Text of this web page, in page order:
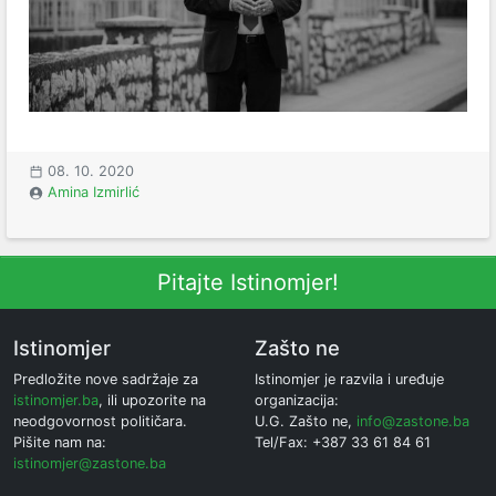
08. 10. 2020
Amina Izmirlić
Pitajte Istinomjer!
Istinomjer
Predložite nove sadržaje za
istinomjer.ba, ili upozorite na
neodgovornost političara.
Pišite nam na:
istinomjer@zastone.ba
Zašto ne
Istinomjer je razvila i uređuje
organizacija:
U.G. Zašto ne, info@zastone.ba
Tel/Fax: +387 33 61 84 61